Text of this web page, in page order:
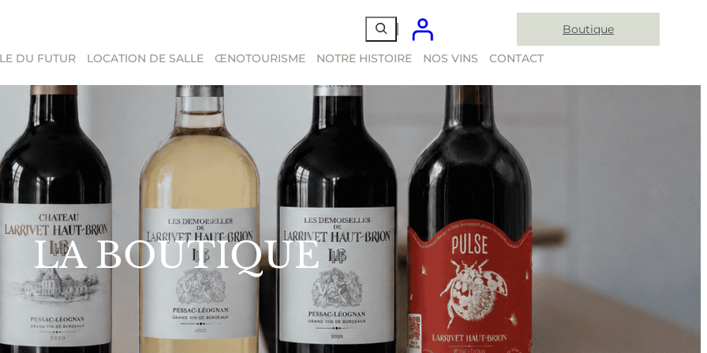
Boutique
DU FUTUR LOCATION DE SALLE ŒNOTOURISME NOTRE HISTOIRE NOS VINS CONTACT
LA BOUTIQUE